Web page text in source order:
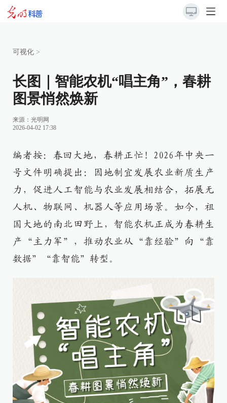
可视化 >
长图｜智能农机“唱主角”，春耕
图景悄然焕新
来源： 光明网
2026-04-02 17:38
编者按：春回大地，春耕正忙！2026年中央一
号文件明确提出：因地制宜发展农业新质生产
力，促进人工智能与农业发展相结合，拓展无
人机、物联网、机器人等应用场景。如今，祖
国大地的南北田野上，智能农机正成为春耕生
产“主力军”，推动农业从“靠经验”向“靠
数据”“靠智能”转型。